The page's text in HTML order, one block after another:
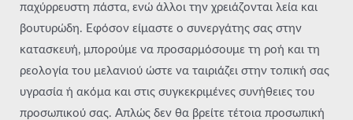
παχύρρευστη πάστα, ενώ άλλοι την χρειάζονται λεία και
βουτυρώδη. Εφόσον είμαστε ο συνεργάτης σας στην
κατασκευή, μπορούμε να προσαρμόσουμε τη ροή και τη
ρεολογία του μελανιού ώστε να ταιριάζει στην τοπική σας
υγρασία ή ακόμα και στις συγκεκριμένες συνήθειες του
προσωπικού σας. Απλώς δεν θα βρείτε τέτοια προσωπική